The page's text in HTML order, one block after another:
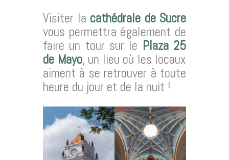
Visiter la cathédrale de Sucre
vous permettra également de
faire un tour sur le Plaza 25
de Mayo, un lieu où les locaux
aiment à se retrouver à toute
heure du jour et de la nuit !